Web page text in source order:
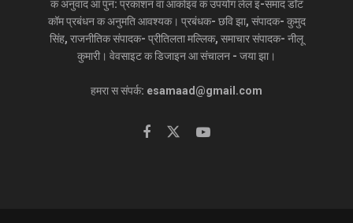
क अनुवाद आ पुन: प्रकाशन वा आर्काइव क उपयोग लेल इ-समाद डॉट
कॉम प्रबंधन क अनुमति आवश्यक। प्रबंधक- छवि झा, संपादक- कुमुद
सिंह, राजनीतिक संपादक- प्रीतिलता मल्लिक, समाचार संपादक- नीलू
कुमारी। वेवसाइट क डिजाइन आ संचालन - जया झा।
हमरा स संपर्क: esamaad@gmail.com